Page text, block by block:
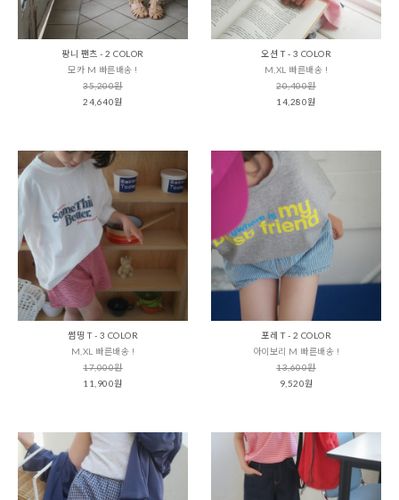
팡니 팬츠 - 2 COLOR
모카 M 빠른배송 !
35,200원
24,640원
오션 T - 3 COLOR
M,XL 빠른배송 !
20,400원
14,280원
썸띵 T - 3 COLOR
M,XL 빠른배송 !
17,000원
11,900원
포레 T - 2 COLOR
아이보리 M 빠른배송 !
13,600원
9,520원